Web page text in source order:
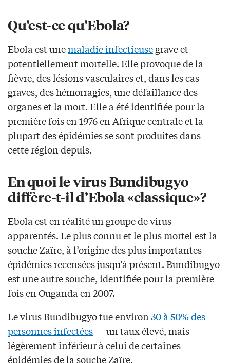
Qu’est-ce qu’Ebola?
Ebola est unemaladie infectieusegrave et
potentiellement mortelle. Elle provoque de la
fièvre, des lésions vasculaires et, dans les cas
graves, des hémorragies, une défaillance des
organes et la mort. Elle a été identifiée pour la
première fois en 1976 en Afrique centrale et la
plupart des épidémies se sont produites dans
cette région depuis.
En quoi le virus Bundibugyo
diffère-t-il d’Ebola «classique»?
Ebola est en réalité un groupe de virus
apparentés. Le plus connu et le plus mortel est la
souche Zaïre, à l’origine des plus importantes
épidémies recensées jusqu’à présent. Bundibugyo
est une autre souche, identifiée pour la première
fois en Ouganda en 2007.
Le virus Bundibugyo tue environ30 à 50% des
personnes infectées— un taux élevé, mais
légèrement inférieur à celui de certaines
épidémies de la souche Zaïre.